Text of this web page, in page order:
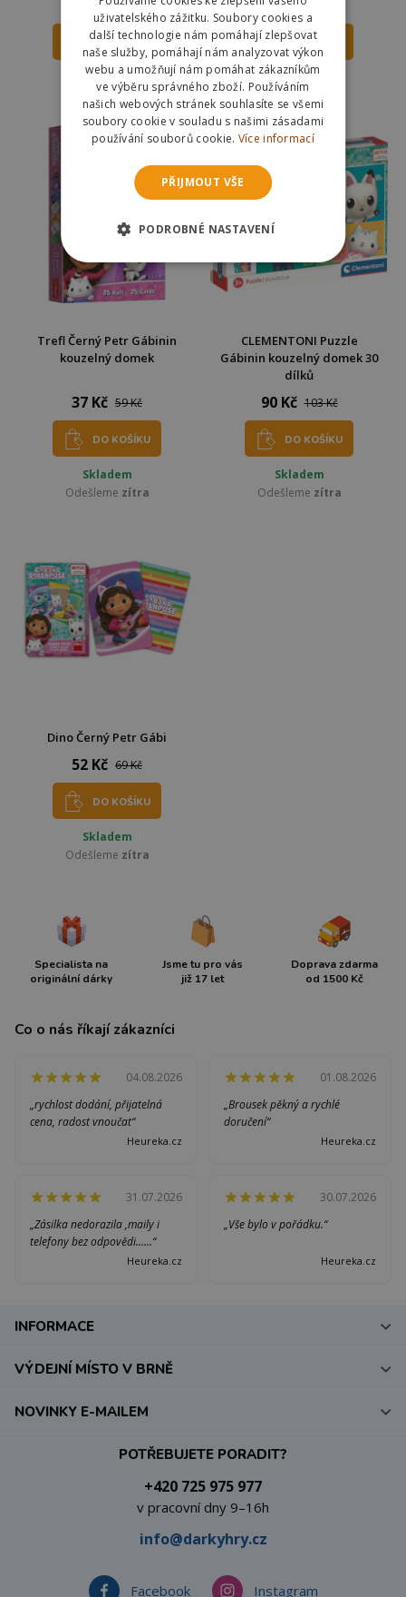
128 Kč 139 Kč
DO KOŠÍKU
Skladem
Odešlemezítra
138 Kč
DO KOŠÍKU
Skladem
Odešleme
Trefl Černý Petr Gábinin
kouzelný domek
37 Kč 59 Kč
DO KOŠÍKU
Skladem
Odešleme zítra
CLEMENTONI Puzzle
Gábinin kouzelný domek 30
dílků
90 Kč 103 Kč
DO KOŠÍKU
Skladem
Odešleme zítra
Dino Černý Petr Gábi
52 Kč 69 Kč
DO KOŠÍKU
Skladem
Odešleme zítra
Specialista na
originální dárky
Jsme tu pro vás
již 17 let
Doprava zdarma
od 1500 Kč
Co o nás říkají zákazníci
04.08.2026
„rychlost dodání, přijatelná
cena, radost vnoučat“
Heureka.cz
01.08.2026
„Brousek pěkný a rychlé
doručení“
Heureka.cz
31.07.2026
„Zásilka nedorazila ,maily i
telefony bez odpovědi......“
Heureka.cz
30.07.2026
„Vše bylo v pořádku.“
Heureka.cz
INFORMACE
VÝDEJNÍ MÍSTO V BRNĚ
POTŘEBUJETE PORADIT?
+420 725 975 977
v pracovní dny 9–16h
info@darkyhry.cz
Facebook Instagram
NOVINKY E-MAILEM
uživatelského zážitku. Soubory cookies a
další technologie nám pomáhají zlepšovat
naše služby, pomáhají nám analyzovat výkon
webu a umožňují nám pomáhat zákazníkům
ve výběru správného zboží. Používáním
našich webových stránek souhlasíte se všemi
soubory cookie v souladu s našimi zásadami
používání souborů cookie. Více informací
PŘIJMOUT VŠE
PODROBNÉ NASTAVENÍ